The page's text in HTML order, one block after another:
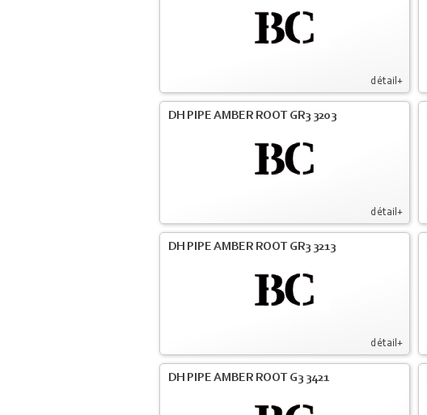
détail+
détail+
DH PIPE AMBER ROOT GR3 3203
détail+
DH PIPE AMBER ROOT GR3 3213
DH PIPE AMBER ROOT G3 3421